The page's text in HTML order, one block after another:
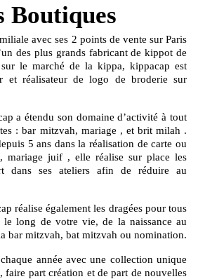
Boutiques
avec ses 2 points de vente sur Paris
des plus grands fabricant de kippot de
le marché de la kippa, kippacap est
et réalisateur de logo de broderie sur
a étendu son domaine d’activité à tout
: bar mitzvah, mariage , et brit milah .
5 ans dans la réalisation de carte ou
mariage juif , elle réalise sur place les
dans ses ateliers afin de réduire au
réalise également les dragées pour tous
le long de votre vie, de la naissance au
bar mitzvah, bat mitzvah ou nomination.
année avec une collection unique
faire part création et de part de nouvelles